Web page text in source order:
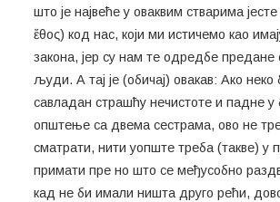
што је највеће у оваквим стварима јесте
ἔθος) код нас, који ми истичемо као
закона, јер су нам те одредбе предане
људи. А тај је (обичај) овакав: Ако
савладан страшћу нечистоте и падне у
општење са двема сестрама, ово не
сматрати, нити уопште треба (такве) у
примати пре но што се међусобно
кад не би имали ништа друго рећи,